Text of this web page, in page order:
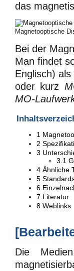
das
Magnetooptische
Bei der
Man findet
Englisch)
oder kurz
MO-
1
2
3
3.1
4 Ähnliche
5
6
7 Literatur
8 Weblinks
[
Die